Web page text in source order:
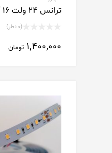
ترانس ۲۴ ولت 16 آمپر ۴۰۰ وات
0
(0 نظر)
1,400,000 تومان